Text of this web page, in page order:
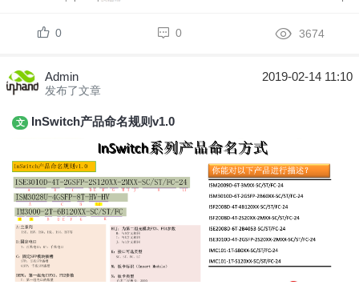
0 0 3674
Admin
发布了文章
2019-02-14 11:10
文 InSwitch产品命名规则v1.0